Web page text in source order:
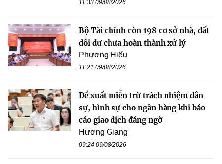
11:33 09/08/2026
Bộ Tài chính còn 198 cơ sở nhà, đất
dôi dư chưa hoàn thành xử lý
Phương Hiếu
11:21 09/08/2026
Đề xuất miễn trừ trách nhiệm dân
sự, hình sự cho ngân hàng khi báo
cáo giao dịch đáng ngờ
Hương Giang
09:24 09/08/2026